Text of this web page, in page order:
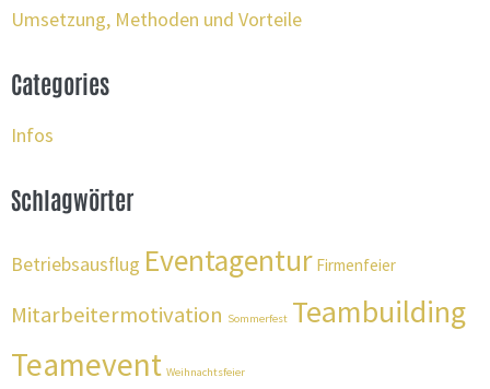
Umsetzung, Methoden und Vorteile
Categories
Infos
Schlagwörter
Betriebsausflug Eventagentur Firmenfeier
Mitarbeitermotivation Sommerfest Teambuilding
Teamevent Weihnachtsfeier